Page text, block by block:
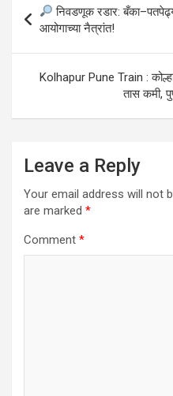
navigation
निवडणूक रडार:
आयोगाच्या नैत्रांत!
Kolhapur Pune Train :
तास कमी,
Leave a Reply
Your email address will not
are marked *
Comment *